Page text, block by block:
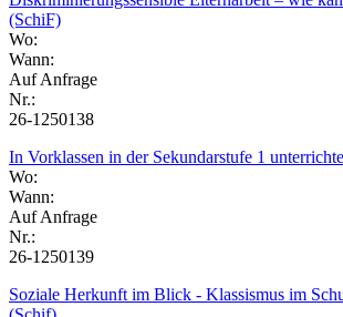
(SchiF)
Wo:
Wann:
Auf Anfrage
Nr.:
26-1250138
In Vorklassen in der Sekundarstufe 1
Wo:
Wann:
Auf Anfrage
Nr.:
26-1250139
Soziale Herkunft im Blick - Klassismus im